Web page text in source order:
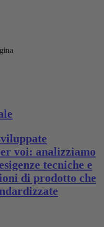
voi: analizziamo
tecniche e
di prodotto che